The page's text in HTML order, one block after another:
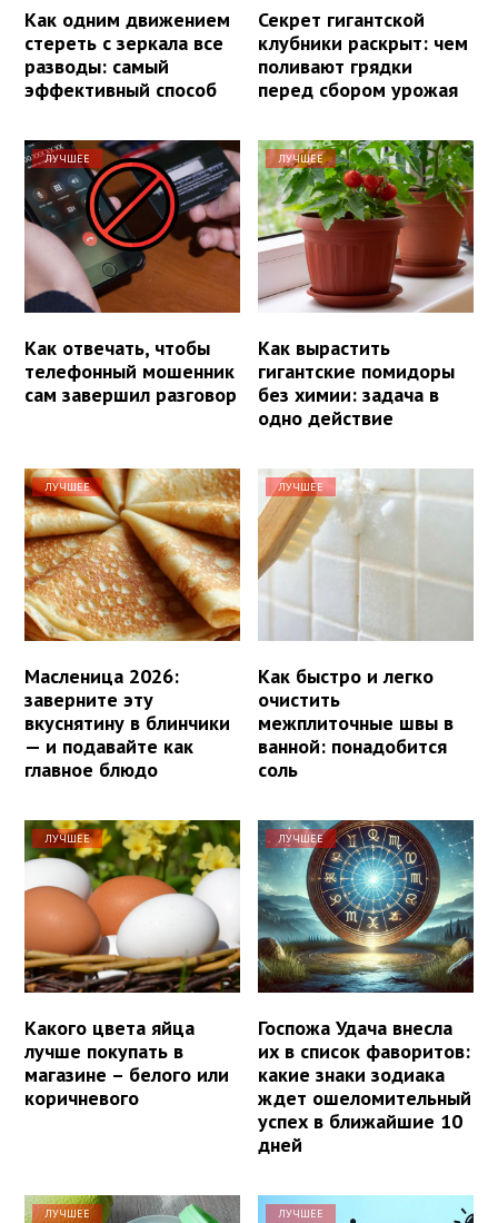
Как одним движением
стереть с зеркала все
разводы: самый
эффективный способ
Секрет гигантской
клубники раскрыт: чем
поливают грядки
перед сбором урожая
ЛУЧШЕЕ
Как отвечать, чтобы
телефонный мошенник
сам завершил разговор
ЛУЧШЕЕ
Как вырастить
гигантские помидоры
без химии: задача в
одно действие
ЛУЧШЕЕ
Масленица 2026:
заверните эту
вкуснятину в блинчики
— и подавайте как
главное блюдо
ЛУЧШЕЕ
Как быстро и легко
очистить
межплиточные швы в
ванной: понадобится
соль
ЛУЧШЕЕ
Какого цвета яйца
лучше покупать в
магазине – белого или
коричневого
ЛУЧШЕЕ
Госпожа Удача внесла
их в список фаворитов:
какие знаки зодиака
ждет ошеломительный
успех в ближайшие 10
дней
ЛУЧШЕЕ ЛУЧШЕЕ